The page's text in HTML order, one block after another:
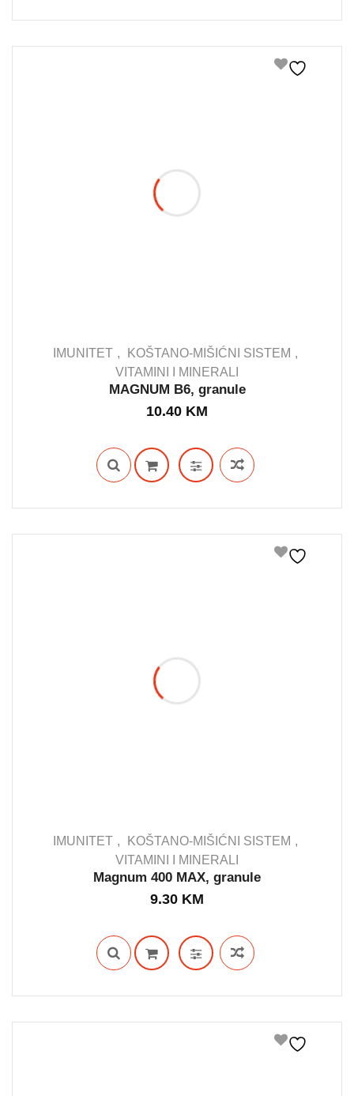
IN STOCK
IMUNITET
KOŠTANO-MIŠIĆNI SISTEM
VITAMINI I MINERALI
MAGNUM B6, granule
10.40 KM
IMUNITET
KOŠTANO-MIŠIĆNI SISTEM
VITAMINI I MINERALI
Magnum 400 MAX, granule
9.30 KM